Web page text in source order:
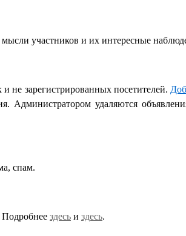
участников и их интересные
не зарегистрированных посетителей.
Администратором удаляются
спам.
Подробнее здесь и здесь.